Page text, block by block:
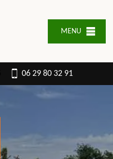
MENU
06 29 80 32 91